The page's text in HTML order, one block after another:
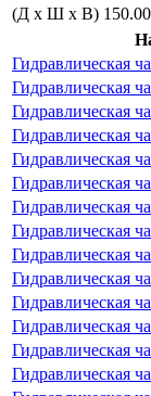
(Д х Ш х В)
Гидравлическая
Гидравлическая
Гидравлическая
Гидравлическая
Гидравлическая
Гидравлическая
Гидравлическая
Гидравлическая
Гидравлическая
Гидравлическая
Гидравлическая
Гидравлическая
Гидравлическая
Гидравлическая